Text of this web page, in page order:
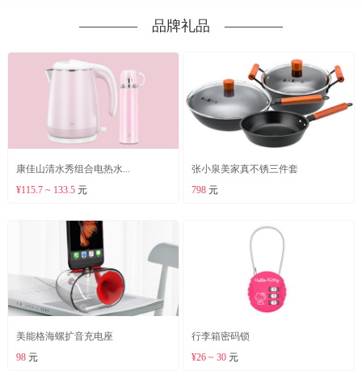
―――― 品牌礼品 ――――
康佳山清水秀组合电热水...
¥115.7 ~ 133.5元
张小泉美家真不锈三件套
798 元
美能格海螺扩音充电座
98元
行李箱密码锁
¥26 ~ 30 元